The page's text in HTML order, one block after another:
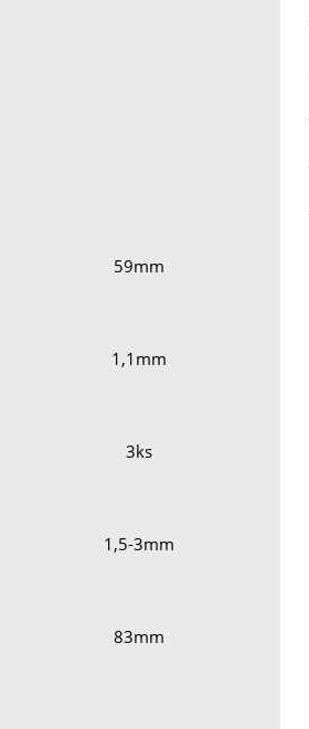
59mm
1,1mm
3ks
1,5-3mm
83mm